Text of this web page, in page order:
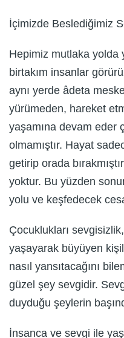
İçimizde Beslediğimiz
Hepimiz mutlaka yolda
birtakım insanlar
aynı yerde âdeta
yürümeden, hareket
yaşamına devam eder
olmamıştır. Hayat
getirip orada
yoktur. Bu yüzden
yolu ve keşfedecek
Çocuklukları
yaşayarak büyüyen
nasıl yansıtacağını
güzel şey sevgidir.
duyduğu şeylerin
İnsanca ve sevgi ile